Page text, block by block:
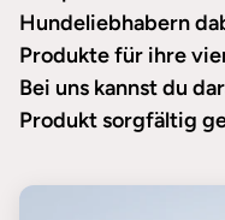
Hundeliebhabern
Produkte für ihre
Bei uns kannst du
Produkt sorgfältig